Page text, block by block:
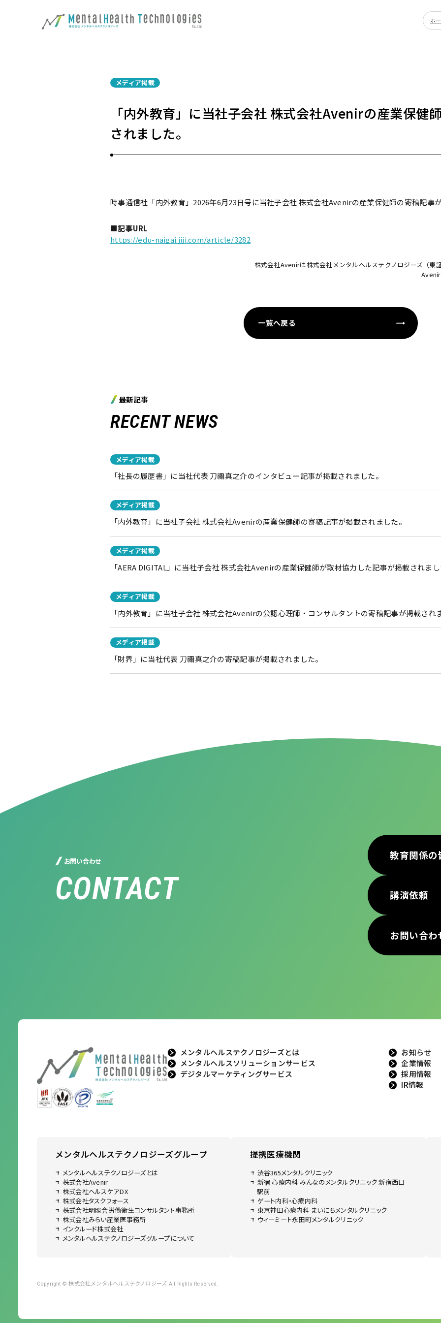
ホ
メディア掲載
「内外教育」に当社子会社 株式会社Avenirの産業保健
されました。
時事通信社「内外教育」2026年6月23日号に当社子会社株式会社Avenirの産業保健師の寄稿記事
■記事URL
https://edu-naigai.jiji.com/article/3282
株式会社Avenirは株式会社メンタルヘルステクノロジーズ （
Avenir
一覧へ戻る
最新記事
RECENT NEWS
メディア掲載
「社長の履歴書」に当社代表 刀禰真之介のインタビュー記事が掲載されました。
メディア掲載
「内外教育」に当社子会社 株式会社Avenirの産業保健師の寄稿記事が掲載されました。
メディア掲載
「AERA DIGITAL」に当社子会社 株式会社Avenirの産業保健師が取材協力した記事が掲載されま
メディア掲載
「内外教育」に当社子会社 株式会社Avenirの公認心理師・コンサルタントの寄稿記事が掲載され
メディア掲載
「財界」に当社代表 刀禰真之介の寄稿記事が掲載されました。
お問い合わせ
CONTACT
教育関係の
講演依頼
お問い合わ
メンタルヘルステクノロジーズとは
メンタルヘルスソリューションサービス
デジタルマーケティングサービス
お知らせ
企業情報
採用情報
IR情報
メンタルヘルステクノロジーズグループ
メンタルヘルステクノロジーズとは
株式会社Avenir
株式会社ヘルスケアDX
株式会社タスクフォース
株式会社明照会労働衛生コンサルタント事務所
株式会社みらい産業医事務所
インクルード株式会社
メンタルヘルステクノロジーズグループについて
提携医療機関
渋谷365メンタルクリニック
新宿 心療内科 みんなのメンタルクリニック 新宿西口
駅前
ゲート内科・心療内科
東京神田心療内科 まいにちメンタルクリニック
ウィーミート永田町メンタルクリニック
Copyright ©株式会社メンタルヘルステクノロジーズ All Rights Reserved.